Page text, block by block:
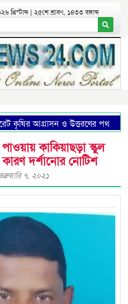
| ২৫শে শ্রাবণ, ১৪৩৩ বঙ্গাব্দ
কৃষির আগ্রাসন ও উত্তরণের পথ
কাকিয়াছড়া স্কুল
দর্শানোর নোটিশ
৭, ২০২১